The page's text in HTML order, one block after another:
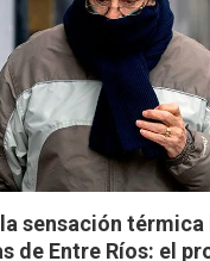
sensación
de Entre Ríos: el